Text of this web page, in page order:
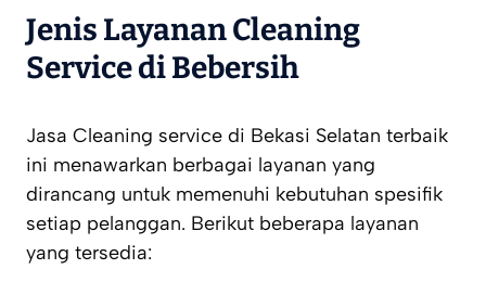
Jenis Layanan Cleaning
Service di Bebersih
Jasa Cleaning service di Bekasi Selatan terbaik
ini menawarkan berbagai layanan yang
dirancang untuk memenuhi kebutuhan spesifik
setiap pelanggan. Berikut beberapa layanan
yang tersedia: